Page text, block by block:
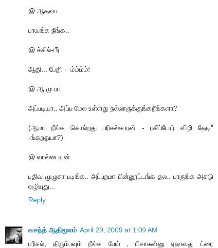
@ ஆதவா
பாவங்க நீங்க..
@ ச்சில்-பீர்
ஆதி... பேதி -- ம்ம்ம்ம்!
@ ஆ.மு.ரா
அப்படியா.. அப்ப மேல உள்ளது நல்லாருக்குங்கறீங்களா?
(ஆமா நீங்க சொல்றது பரிசல்காரன் - ரசிப்போர் விழி தேடி”
-ங்கறதயா?)
@ வால்பையன்
பதிவ முழுசா படிங்க.. அப்பறமா பின்னூட்டங்க தல.. பாருங்க அசடு
வழியுது...
Reply
வசந்த் ஆதிமூலம் April 29, 2009 at 1:09 AM
பரிசல், திரும்பவும் நீங்க பேய் , பிசாசுன்னு ஏதாவது ட்ரை